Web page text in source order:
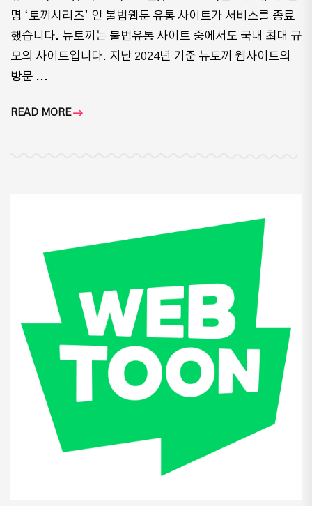
명 ‘토끼시리즈’ 인 불법웹툰 유통 사이트가 서비스를 종료
했습니다. 뉴토끼는 불법유통 사이트 중에서도 국내 최대 규
모의 사이트입니다. 지난 2024년 기준 뉴토끼 웹사이트의
방문 ...
READ MORE